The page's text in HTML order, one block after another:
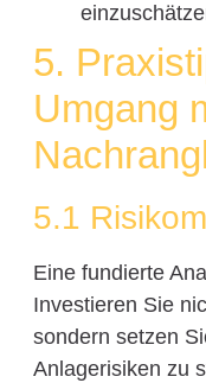
5.
Umgang
5.1
Eine fundierte
Investieren Sie
sondern setzen
Anlagerisiken zu